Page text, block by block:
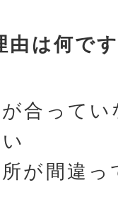
由は何で
合ってい
が間違っ